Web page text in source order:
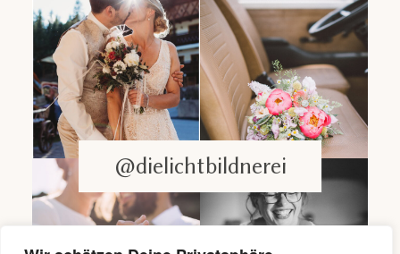
@dielichtbildnerei